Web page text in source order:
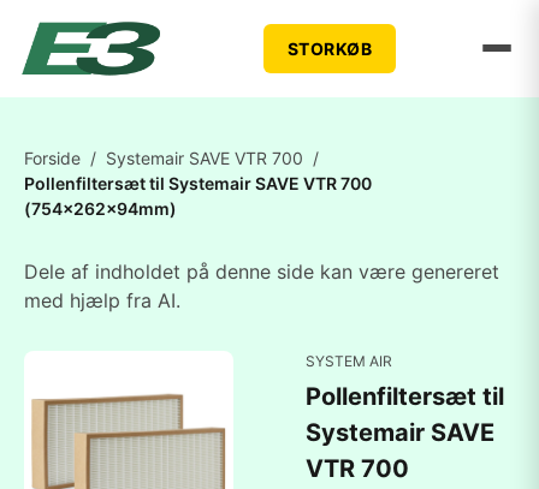
STORKØB
Forside / Systemair SAVE VTR 700 /
Pollenfiltersæt til Systemair SAVE VTR 700
(754x262x94mm)
Dele af indholdet på denne side kan være genereret
med hjælp fra AI.
SYSTEM AIR
Pollenfiltersæt til
Systemair SAVE
VTR 700